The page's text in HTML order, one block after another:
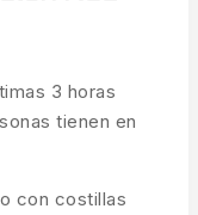
3 horas
tienen en
con costillas